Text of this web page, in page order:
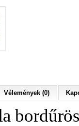
Vélemények (0)